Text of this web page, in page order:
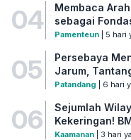
04
Membaca
sebagai
Pamenteun| 5 hari
05
Persebaya
Jarum,
Patandang | 6 hari
06
Sejumlah
Kekeringan!
Kaamanan| 3 hari